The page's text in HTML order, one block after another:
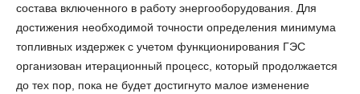
состава включенного в работу энергооборудования. Для
достижения необходимой точности определения минимума
топливных издержек с учетом функционирования ГЭС
организован итерационный процесс, который продолжается
до тех пор, пока не будет достигнуто малое изменение